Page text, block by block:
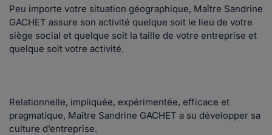
Peu importe votre situation géographique, Maître Sandrine
GACHET assure son activité quelque soit le lieu de votre
siège social et quelque soit la taille de votre entreprise et
quelque soit votre activité.
Relationnelle, impliquée, expérimentée, efficace et
pragmatique, Maître Sandrine GACHET a su développer sa
culture d’entreprise.